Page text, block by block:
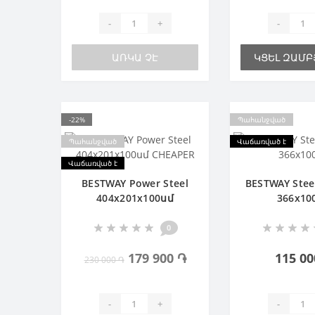
- +
ԱՌԿԱ ՉԷ
-
ԿՑԵԼ
-22%
Պահանջված
Վաճառված է
BESTWAY Power Steel
404х201х100սմ
0
230 000 ֏ 179 900 ֏
- +
Պահանջված
Վաճառված է
BESTWAY
115
-